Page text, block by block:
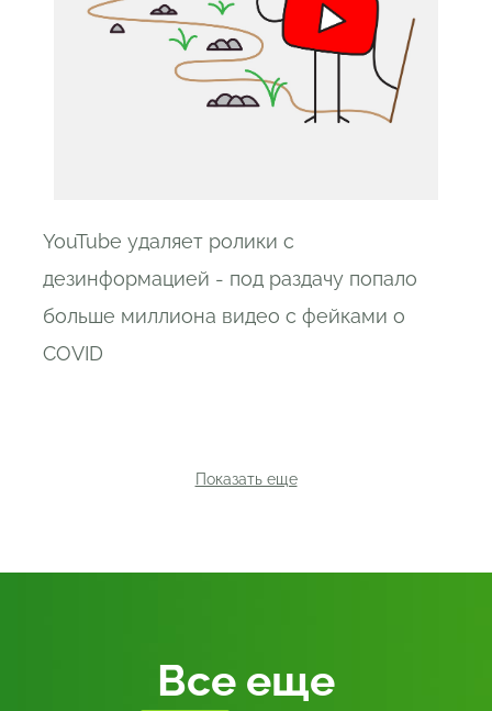
YouTube удаляет ролики с
дезинформацией - под раздачу попало
больше миллиона видео с фейками о
COVID
Показать еще
Все еще